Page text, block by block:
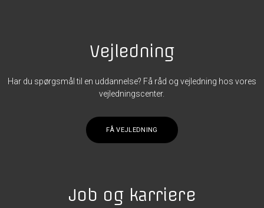
Vejledning
Har du spørgsmål til en uddannelse? Få råd og vejledning hos vores
vejledningscenter.
FÅ VEJLEDNING
Job og karriere